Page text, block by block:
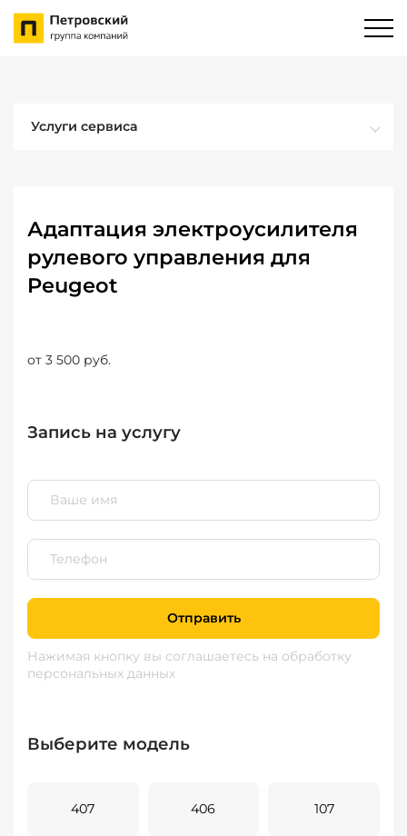
Услуги сервиса
Адаптация электроусилителя
рулевого управления для
Peugeot
от 3 500 руб.
Запись на услугу
Отправить
Нажимая кнопку вы соглашаетесь на обработку
персональных данных
Выберите модель
407 406 107